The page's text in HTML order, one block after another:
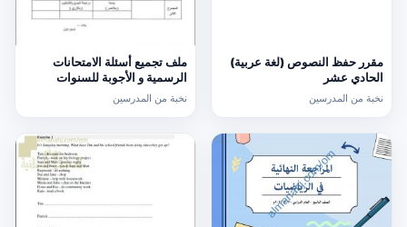
مقرر حفظ النصوص (لغة عربية)
الحادي عشر
نخبة من المدرسين
ملف تجميع أسئلة الامتحانات
الرسمية و الأجوبة للسنوات
السابقة الدور الأول (الامتحانات)
التاسع
نخبة من المدرسين